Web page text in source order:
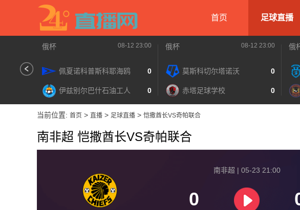
首页 足球直播
俄杯 08-12 23:00
佩夏诺科普斯科耶海鸥 0
伊兹别尔巴什石油工人 0
俄杯 08-12 23:00
莫斯科切尔塔诺沃 0
赤塔足球学校 0
俄
当前位置: 首页 > 直播 > 足球直播 > 恺撒酋长VS奇帕联合
南非超 恺撒酋长VS奇帕联合
南非超 | 05-23 21:00
0